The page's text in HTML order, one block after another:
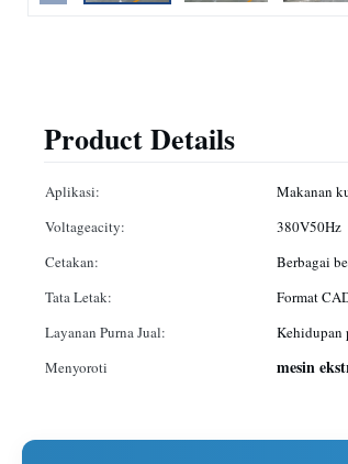
Product Details
Aplikasi: Makanan
Voltageacity:
380V50Hz
Cetakan:
Berbagai
Tata Letak:
Format
Layanan Purna Jual:
Kehidupan
Menyoroti
mesin